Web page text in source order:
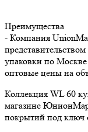
Преимущества
- Компания
упаковки по
оптовые цены на
Коллекция WL 60
магазине
покрытий под ключ